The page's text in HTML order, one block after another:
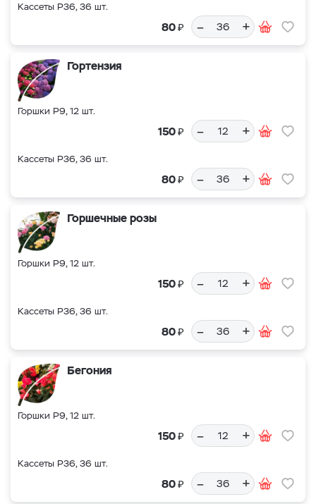
Кассеты Р36, 36 шт.
80₽ – +
Гортензия
Горшки Р9, 12 шт.
150₽ – +
Кассеты Р36, 36 шт.
80₽ – +
Горшечные розы
Горшки Р9, 12 шт.
150₽ – +
Кассеты Р36, 36 шт.
80₽ – +
Бегония
Горшки Р9, 12 шт.
150₽ – +
Кассеты Р36, 36 шт.
80₽ – +